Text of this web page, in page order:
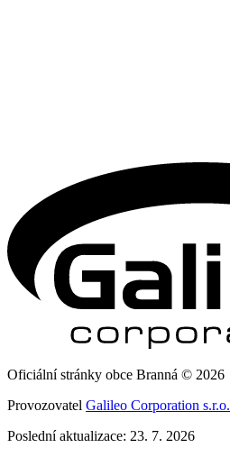
Oficiální stránky obce Branná © 2026
Provozovatel Galileo Corporation s.r.o.
Poslední aktualizace: 23. 7. 2026